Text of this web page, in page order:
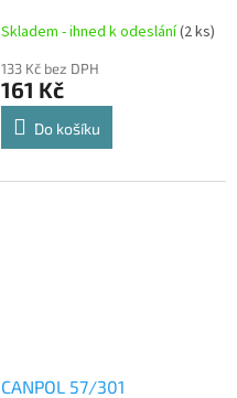
Skladem - ihned k odeslání(2 ks)
133 Kč bez DPH
161 Kč
Do košíku
CANPOL 57/301